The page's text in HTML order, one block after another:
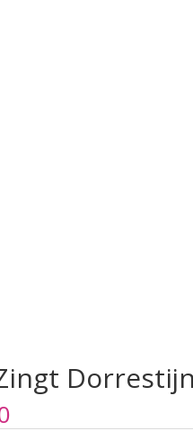
Dorrestijn